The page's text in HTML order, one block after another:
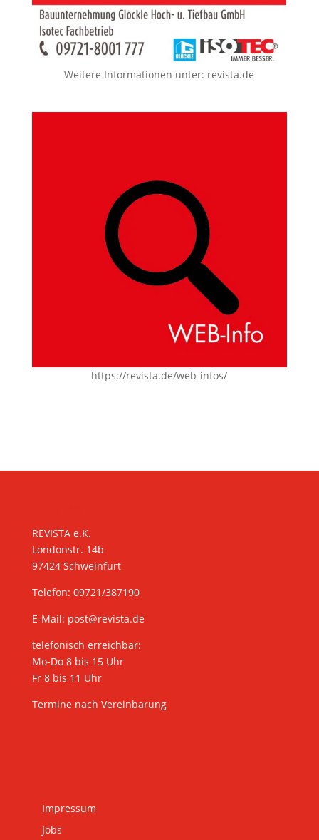
Weitere Informationen unter: revista.de
https://revista.de/web-infos/
REVISTA e.K.
Londonstr. 14b
97424 Schweinfurt
Telefon: 09721/387190
E-Mail: post@revista.de
telefonisch erreichbar:
Mo-Do 8 bis 15 Uhr
Fr 8 bis 11 Uhr
Termine nach Vereinbarung
Impressum
Jobs